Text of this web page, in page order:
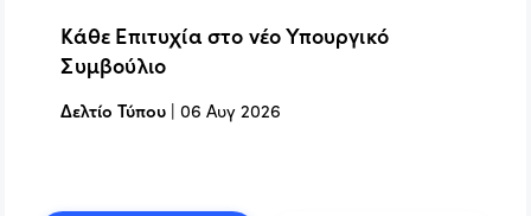
Κάθε Επιτυχία στο νέο Υπουργικό
Συμβούλιο
Δελτίο Τύπου |06 Αυγ 2026